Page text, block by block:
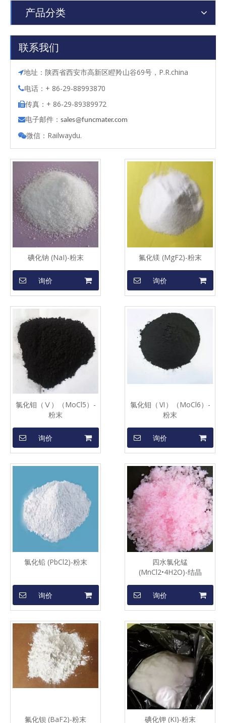
产品分类
联系我们
地址：陕西省西安市高新区瞪羚山谷69号，P.R.china
电话：+ 86-29-88993870
传真：+ 86-29-89389972
电子邮件： sales@funcmater.com
微信：Railwaydu.
碘化钠 (NaI)-粉末
询价
氟化镁 (MgF2)-粉末
询价
氯化钼（Ⅴ）（MoCl5）-
粉末
询价
氯化钼（Ⅵ）（MoCl6）-
粉末
询价
氯化铅 (PbCl2)-粉末
询价
四水氯化锰
(MnCl2•4H2O)-结晶
询价
氟化钡 (BaF2)-粉末 碘化钾 (KI)-粉末